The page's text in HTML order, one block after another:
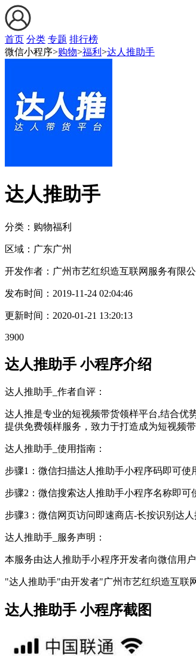
首页 分类 专题 排行榜
微信小程序>购物>福利 >达人推助手
达人推助手
分类：购物福利
区域： 广东广州
开发作者： 广州市艺红织造互联网服务有限公
发布时间： 2019-11-24 02:04:46
更新时间： 2020-01-21 13:20:13
3900
达人推助手 小程序介绍
达人推助手_作者自评：
达人推是专业的短视频带货领样平台,结合优
提供免费领样服务，致力于打造成为短视频
达人推助手_使用指南：
步骤1：微信扫描达人推助手小程序码即可使
步骤2：微信搜索达人推助手小程序名称即可
步骤3：微信网页访问即速商店-长按识别达人
达人推助手_服务声明：
本服务由达人推助手小程序开发者向微信用
"达人推助手"由开发者"广州市艺红织造互联
达人推助手 小程序截图